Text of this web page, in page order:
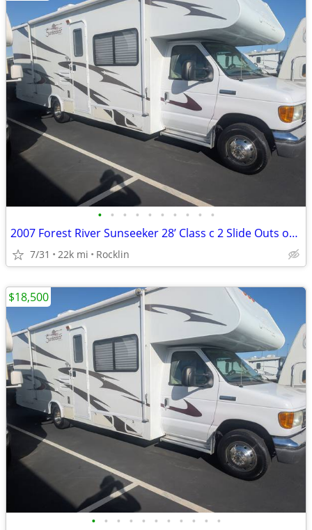
• • • • • • • • • •
2007 Forest River Sunseeker 28’ Class c 2 Slide Outs only 22k
7/31 22k mi Rocklin
• • • • • • • • • • •
$18,500